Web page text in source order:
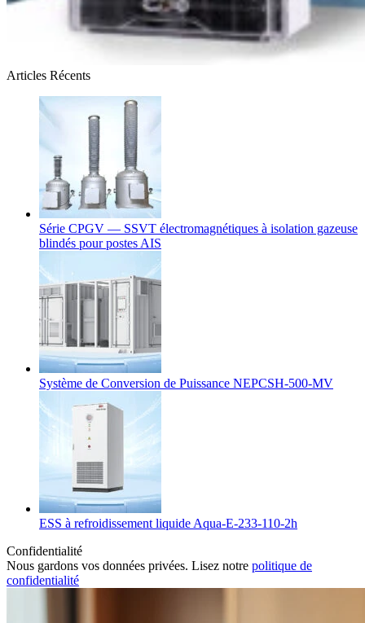
Articles Récents
Série CPGV — SSVT électromagnétiques à isolation gazeuse
blindés pour postes AIS
Système de Conversion de Puissance NEPCSH-500-MV
ESS à refroidissement liquide Aqua-E-233-110-2h
Confidentialité
Nous gardons vos données privées. Lisez notre politique de
confidentialité